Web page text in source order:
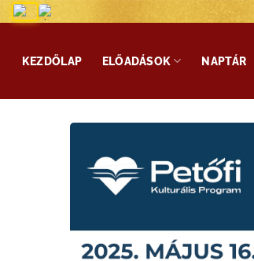
Skip
KEZDŐLAP ELŐADÁSOK NAPTÁR